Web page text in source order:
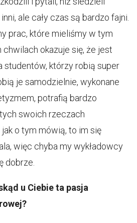
ale cały czas są bardzo fajni.
prac, które mieliśmy w tym
okazuje się, że jest
studentów, którzy robią super
je samodzielnie, wykonane
potrafią bardzo
swoich rzeczach
o tym mówią, to im się
więc chyba my wykładowcy
dobrze.
u Ciebie ta pasja